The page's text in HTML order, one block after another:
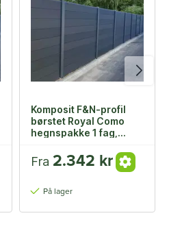
Komposit F&N-profil
børstet Royal Como
hegnspakke 1 fag,
Fra 2.342 kr
På lager